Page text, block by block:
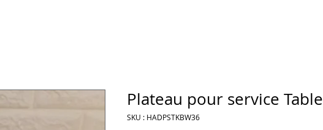
Plateau pour service Table
SKU : HADPSTKBW36